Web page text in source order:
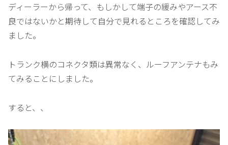
ディーラーから帰って、もしかして端子の緩みやアース不
良ではないかと期待して自分で見れるところを確認してみ
ました。
トランク横のコネクタ類は異常なく、ルーフアンテナもみ
てみることにしました。
すると、、